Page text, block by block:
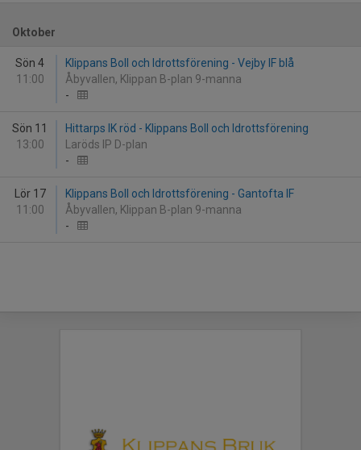
Oktober
Sön 4
11:00
Klippans Boll och Idrottsförening - Vejby IF blå
Åbyvallen, Klippan B-plan 9-manna
-
Sön 11
13:00
Hittarps IK röd - Klippans Boll och Idrottsförening
Laröds IP D-plan
-
Lör 17
11:00
Klippans Boll och Idrottsförening - Gantofta IF
Åbyvallen, Klippan B-plan 9-manna
-